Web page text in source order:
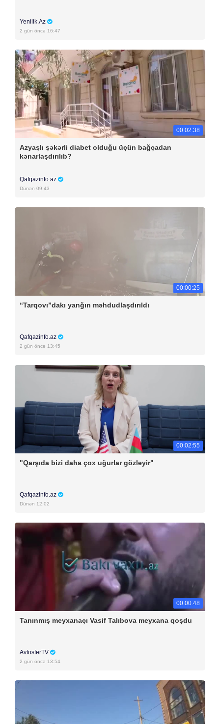
Yenilik.Az
2 gün öncə 16:47
00:02:38
Azyaşlı şəkərli diabet olduğu üçün bağçadan
kənarlaşdırılıb?
Qafqazinfo.az
Dünən 09:43
00:00:25
“Tarqovı”dakı yanğın məhdudlaşdırıldı
Qafqazinfo.az
2 gün öncə 13:45
00:02:55
"Qarşıda bizi daha çox uğurlar gözləyir"
Qafqazinfo.az
Dünən 12:02
00:00:48
Tanınmış meyxanaçı Vasif Talıbova meyxana qoşdu
AvtosferTV
2 gün öncə 13:54